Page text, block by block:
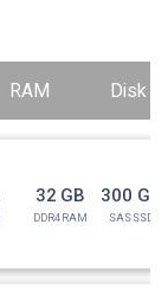
RAM Disk
32 GB
DDR4 RAM
300 GB
SAS SSD